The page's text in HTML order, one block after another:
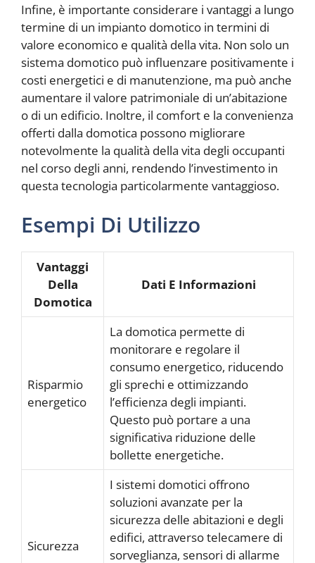
Infine, è importante considerare i vantaggi a lungo
termine di un impianto domotico in termini di
valore economico e qualità della vita. Non solo un
sistema domotico può influenzare positivamente i
costi energetici e di manutenzione, ma può anche
aumentare il valore patrimoniale di un’abitazione
o di un edificio. Inoltre, il comfort e la convenienza
offerti dalla domotica possono migliorare
notevolmente la qualità della vita degli occupanti
nel corso degli anni, rendendo l’investimento in
questa tecnologia particolarmente vantaggioso.
Esempi Di Utilizzo
Vantaggi
Della
Domotica
Dati E Informazioni
Risparmio
energetico
La domotica permette di
monitorare e regolare il
consumo energetico, riducendo
gli sprechi e ottimizzando
l’efficienza degli impianti.
Questo può portare a una
significativa riduzione delle
bollette energetiche.
Sicurezza
I sistemi domotici offrono
soluzioni avanzate per la
sicurezza delle abitazioni e degli
edifici, attraverso telecamere di
sorveglianza, sensori di allarme